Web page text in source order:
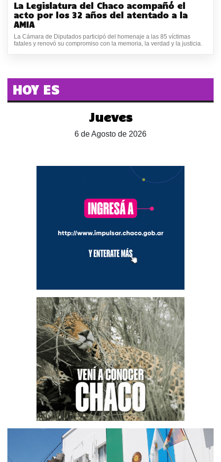
La Legislatura del Chaco acompañó el
acto por los 32 años del atentado a la
AMIA
La Cámara de Diputados participó del homenaje a las 85 víctimas
fatales y renovó su compromiso con la memoria, la verdad y la justicia.
HOY ES
Jueves
6 de Agosto de 2026